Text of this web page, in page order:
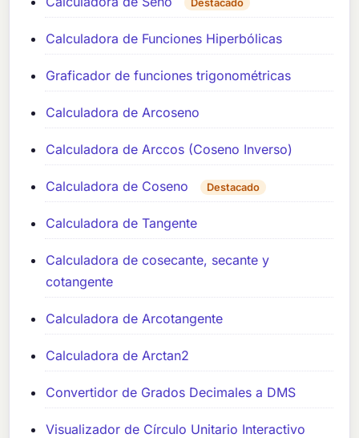
Destacado
Calculadora de Funciones Hiperbólicas
Graficador de funciones trigonométricas
Calculadora de Arcoseno
Calculadora de Arccos (Coseno Inverso)
Calculadora de Coseno Destacado
Calculadora de Tangente
Calculadora de cosecante, secante y
cotangente
Calculadora de Arcotangente
Calculadora de Arctan2
Convertidor de Grados Decimales a DMS
Visualizador de Círculo Unitario Interactivo